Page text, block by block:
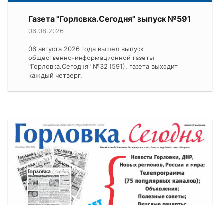
Газета "Горловка.Сегодня" выпуск №591
06.08.2026
06 августа 2026 года вышел выпуск
общественно-информационной газеты
"Горловка.Сегодня" №32 (591), газета выходит
каждый четверг.